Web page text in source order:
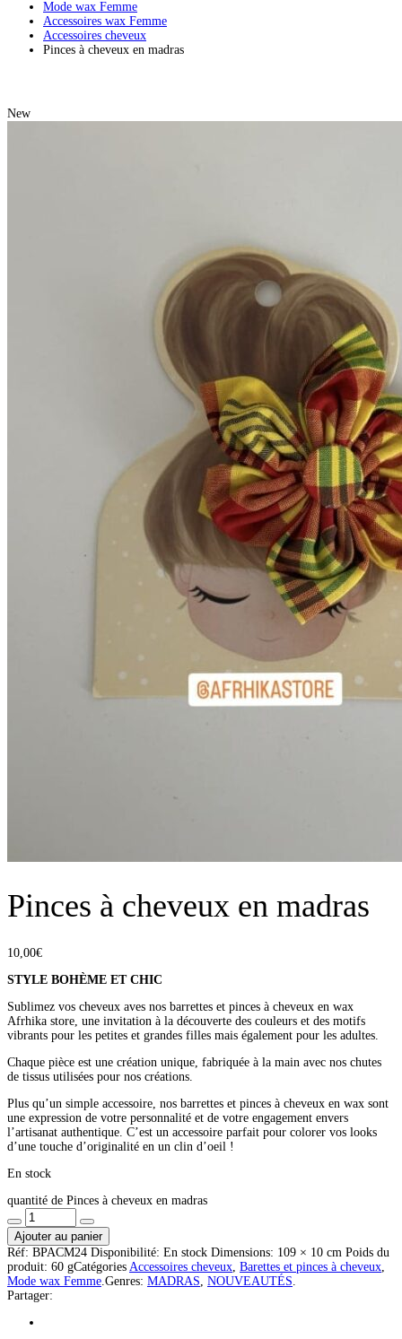
Mode wax Femme
Accessoires wax Femme
Accessoires cheveux
Pinces à cheveux en madras
New
Pinces à cheveux en madras
10,00€
STYLE BOHÈME ET CHIC
Sublimez vos cheveux aves nos barrettes et pinces à cheveux en wax
Afrhika store, une invitation à la découverte des couleurs et des motifs
vibrants pour les petites et grandes filles mais également pour les adultes.
Chaque pièce est une création unique, fabriquée à la main avec nos chutes
de tissus utilisées pour nos créations.
Plus qu’un simple accessoire, nos barrettes et pinces à cheveux en wax sont
une expression de votre personnalité et de votre engagement envers
l’artisanat authentique. C’est un accessoire parfait pour colorer vos looks
d’une touche d’originalité en un clin d’oeil !
En stock
quantité de Pinces à cheveux en madras
Ajouter au panier
Réf: BPACM24 Disponibilité: En stock Dimensions: 109 × 10 cm Poids du
produit: 60 gCatégories Accessoires cheveux Barettes et pinces à cheveux
Mode wax Femme Genres: MADRAS NOUVEAUTÉS
Partager: